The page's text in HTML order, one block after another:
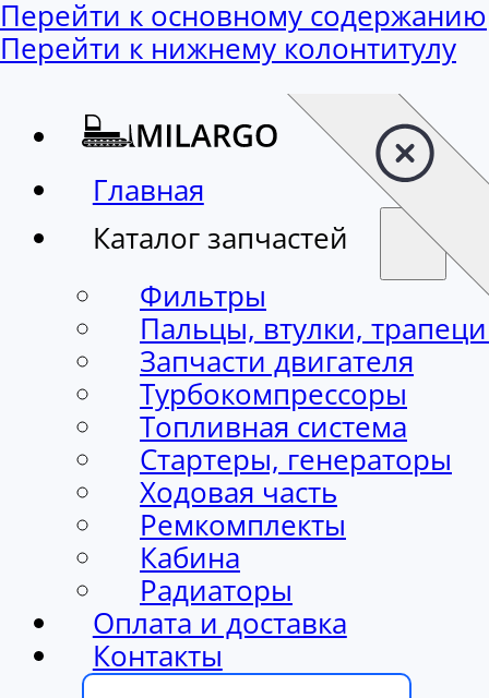
Перейти к основному содержанию
Перейти к нижнему колонтитулу
Главная
Каталог запчастей
Фильтры
Пальцы, втулки,
Запчасти двигателя
Турбокомпрессоры
Топливная система
Стартеры, генераторы
Ходовая часть
Ремкомплекты
Кабина
Радиаторы
Оплата и доставка
Контакты